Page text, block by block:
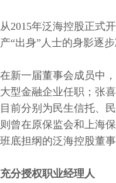
从2015年泛海控股正式
产“出身”人士的身影逐
在新一届董事会成员中
大型金融企业任职；张
目前分别为民生信托、
则曾在原保监会和上海
班底担纲的泛海控股董
充分授权职业经理人